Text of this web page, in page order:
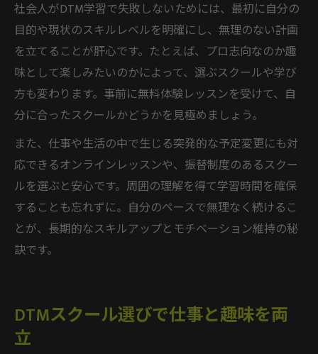
社会人がDTM学習で失敗しないためには、最初に自分の
目的や現状のスキルレベルを明確にし、無理のない計画
を立てることが肝心です。たとえば、プロ志向なのか趣
味として楽しみたいのかによって、選ぶスクールや学び
方も変わります。事前に無料体験レッスンを受けて、自
分に合ったスクールかどうかを見極めましょう。
また、仕事や生活の中で生じる突発的な予定変更にも対
応できるオンラインレッスンや、振替制度のあるスクー
ルを選ぶと安心です。周囲の理解を得て学習時間を確保
することも忘れずに。自分のペースで無理なく続けるこ
とが、長期的なスキルアップとモチベーション維持の秘
訣です。
DTMスクール選びで仕事と趣味を両
立